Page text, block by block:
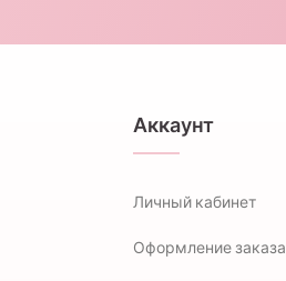
Аккаунт
Личный кабинет
Оформление заказа